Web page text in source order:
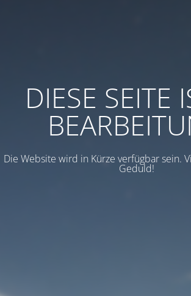
DIESE SEITE
Die Website wird in Kürze verfügbar sein.
Geduld!